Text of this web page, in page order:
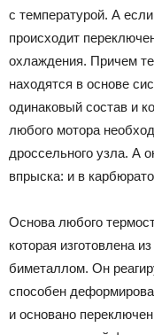
с температурой. А
происходит
охлаждения. Причем
находятся в основе
одинаковый состав и
любого мотора
дроссельного узла. А
впрыска: и в
Основа любого
которая изготовлена
биметаллом. Он
способен
и основано